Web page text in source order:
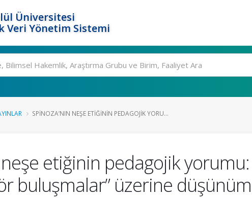
Üniversitesi
Veri Yönetim Sistemi
SPINOZA’NIN NEŞE ETIĞININ PEDAGOJIK YORU...
neşe etiğinin pedagojik
buluşmalar” üzerine